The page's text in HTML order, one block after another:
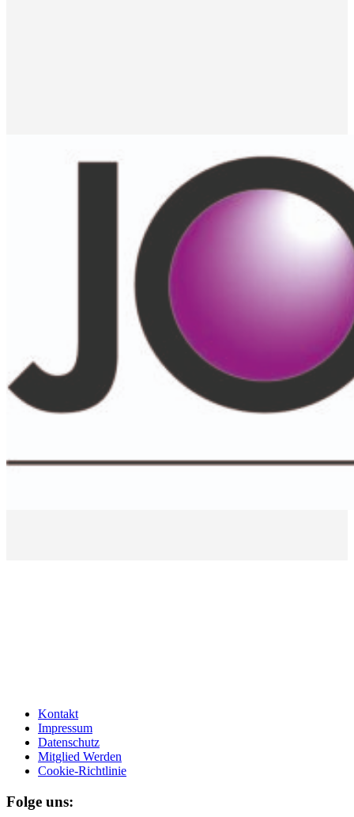
Kontakt
Impressum
Datenschutz
Mitglied Werden
Cookie-Richtlinie
Folge uns: